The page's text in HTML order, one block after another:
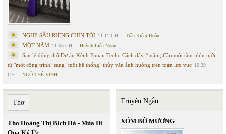
NGHE SẦU RIÊNG CHÍN TỚI 11:11 CH Trần Kiêm Đoàn
MỘT NĂM 11:05 CH Huỳnh Liễu Ngạn
Sau lễ động thổ Dự án Kênh Funan Techo Cách đây 2 năm, Cần một tầm nhìn mới:
từ "một công trình" sang "một hệ thống" thủy văn ảnh hưởng trên toàn lưu vực 10:29
CH
NGÔ THẾ VINH
Thơ
Thơ Hoàng Thị Bích Hà - Mùa Đi
Truyện Ngắn
XÓM BỜ MƯƠNG